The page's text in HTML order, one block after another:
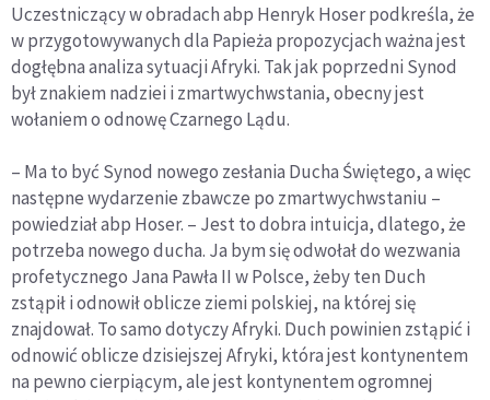
Uczestniczący w obradach abp Henryk Hoser podkreśla, że
w przygotowywanych dla Papieża propozycjach ważna jest
dogłębna analiza sytuacji Afryki. Tak jak poprzedni Synod
był znakiem nadziei i zmartwychwstania, obecny jest
wołaniem o odnowę Czarnego Lądu.
– Ma to być Synod nowego zesłania Ducha Świętego, a więc
następne wydarzenie zbawcze po zmartwychwstaniu –
powiedział abp Hoser. – Jest to dobra intuicja, dlatego, że
potrzeba nowego ducha. Ja bym się odwołał do wezwania
profetycznego Jana Pawła II w Polsce, żeby ten Duch
zstąpił i odnowił oblicze ziemi polskiej, na której się
znajdował. To samo dotyczy Afryki. Duch powinien zstąpić i
odnowić oblicze dzisiejszej Afryki, która jest kontynentem
na pewno cierpiącym, ale jest kontynentem ogromnej